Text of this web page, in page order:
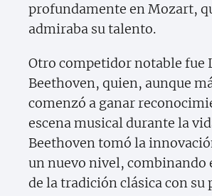
profundamente en Mozart,
admiraba su talento.
Otro competidor notable fue
Beethoven, quien, aunque
comenzó a ganar
escena musical durante la
Beethoven tomó la
un nuevo nivel, combinando
de la tradición clásica con su